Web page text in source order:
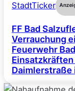
StadtTicker
FF Bad
Verrauchung
Feuerwehr
Daimlerstraße